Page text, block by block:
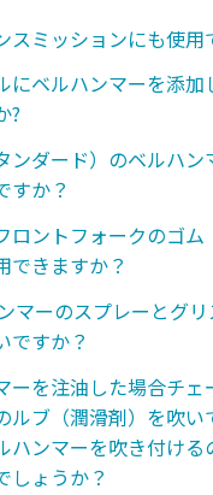
スミッションにも使用
にベルハンマーを添加
?
ンダード）のベルハン
すか？
ロントフォークのゴム
できますか？
マーのスプレーとグ
ですか？
ーを注油した場合チェ
ルブ（潤滑剤）を吹い
ハンマーを吹き付ける
しょうか？